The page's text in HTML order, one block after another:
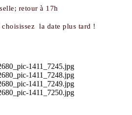
retour à 17h
choisissez la date plus tard !